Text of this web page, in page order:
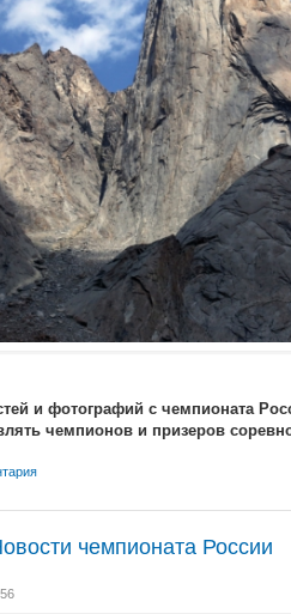
и фотографий с чемпионата
чемпионов и призеров
чемпионата России